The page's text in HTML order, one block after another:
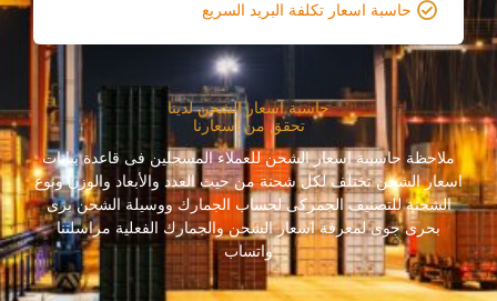
حاسبة اسعار تكلفة البريد السريع
حاسبة اسعار الشحن لدينا
تحقق من أسعارنا
ملاحظة حاسبىة اسعار الشحن للعملاء المسجلين فى قاعدة بيانات
اسعار الشحن تختلف لكل شحنة من حيث العدد والأبعاد والوزن ونوع
الشحنة للتصنيف الجمركى لحساب الجمارك ووسيلة الشحن برى
بحرى جوى لمعرفة اسعار الشحن والجمارك الفعلية مراسلتنا
واتساب